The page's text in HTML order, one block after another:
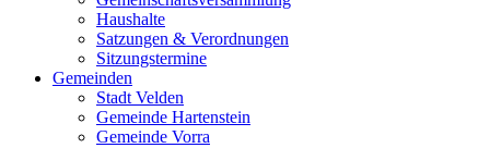
Haushalte
Satzungen & Verordnungen
Sitzungstermine
Gemeinden
Stadt Velden
Gemeinde Hartenstein
Gemeinde Vorra